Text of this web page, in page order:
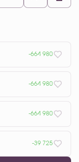
-664 980
-664 980
-664 980
-39 725